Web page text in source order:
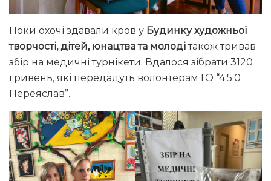
Поки охочі здавали кров у Будинку художньої
творчості, дітей, юнацтва та молодітакож тривав
збір на медичні турнікети. Вдалося зібрати 3120
гривень, які передадуть волонтерам ГО “4.5.0
Переяслав”.